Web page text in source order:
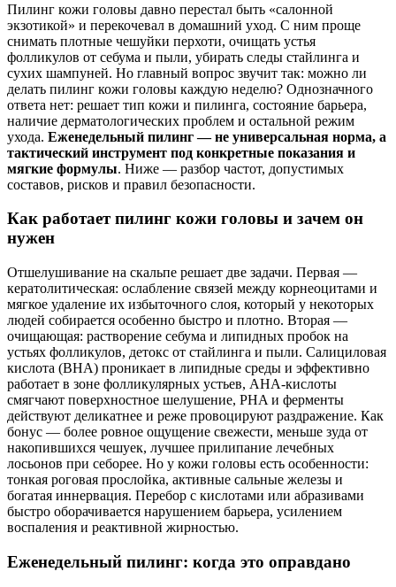
Пилинг кожи головы давно перестал быть «салонной
экзотикой» и перекочевал в домашний уход. С ним проще
снимать плотные чешуйки перхоти, очищать устья
фолликулов от себума и пыли, убирать следы стайлинга и
сухих шампуней. Но главный вопрос звучит так: можно ли
делать пилинг кожи головы каждую неделю? Однозначного
ответа нет: решает тип кожи и пилинга, состояние барьера,
наличие дерматологических проблем и остальной режим
ухода. Еженедельный пилинг — не универсальная норма, а
тактический инструмент под конкретные показания и
мягкие формулы. Ниже — разбор частот, допустимых
составов, рисков и правил безопасности.
Как работает пилинг кожи головы и зачем он
нужен
Отшелушивание на скальпе решает две задачи. Первая —
кератолитическая: ослабление связей между корнеоцитами и
мягкое удаление их избыточного слоя, который у некоторых
людей собирается особенно быстро и плотно. Вторая —
очищающая: растворение себума и липидных пробок на
устьях фолликулов, детокс от стайлинга и пыли. Салициловая
кислота (BHA) проникает в липидные среды и эффективно
работает в зоне фолликулярных устьев, AHA-кислоты
смягчают поверхностное шелушение, PHA и ферменты
действуют деликатнее и реже провоцируют раздражение. Как
бонус — более ровное ощущение свежести, меньше зуда от
накопившихся чешуек, лучшее прилипание лечебных
лосьонов при себорее. Но у кожи головы есть особенности:
тонкая роговая прослойка, активные сальные железы и
богатая иннервация. Перебор с кислотами или абразивами
быстро оборачивается нарушением барьера, усилением
воспаления и реактивной жирностью.
Еженедельный пилинг: когда это оправдано